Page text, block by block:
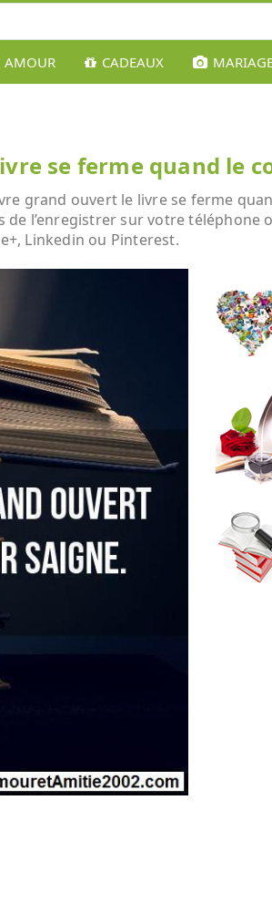
AMOUR CADEAUX
se ferme quand le
grand ouvert le livre se ferme
l’enregistrer sur votre
Linkedin ou Pinterest.